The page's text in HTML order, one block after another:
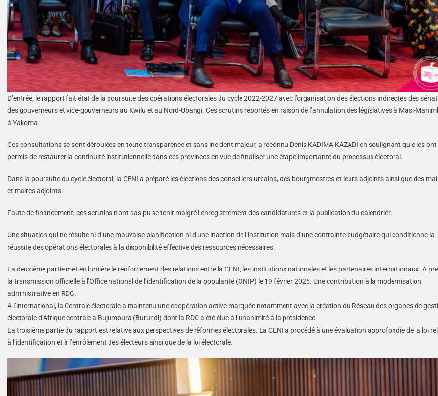
D’entrée, le rapport fait état de la poursuite des opérations électorales du cycle 2022-2027 avec l’organisation des élections indirectes des
des gouverneurs et vice-gouverneurs au Kwilu et au Nord-Ubangi. Ces scrutins reportés en raison de l’annulation des législatives à Masi-
à Yakoma.
Ces consultations se sont déroulées en toute transparence et sans incident majeur, a reconnu Denis KADIMA KAZADI en soulignant qu’elles ont
permis de restaurer la continuité institutionnelle dans ces provinces en vue de finaliser une étape importante du processus électoral.
Dans la poursuite du cycle électoral, la CENI a préparé les élections des conseillers urbains, des bourgmestres et leurs adjoints ainsi que des
et maires adjoints.
Faute de financement, ces scrutins n’ont pas pu se tenir malgré l’enregistrement des candidatures et la publication du calendrier.
Une situation qui ne résulte ni d’une mauvaise planification ni d’une inaction de l’institution mais d’une contrainte budgétaire qui conditionne la
réussite des opérations électorales à la disponibilité effective des ressources nécessaires.
La deuxième partie met en lumière le renforcement des relations entre la CENI, les institutions nationales et les partenaires internationaux. A
la transmission officielle à l’Office national de l’identification de la popularité (ONIP) le 19 février 2026. Une contribution à la modernisation
administrative en RDC.
A l’international, la Centrale électorale a maintenu une coopération active marquée notamment avec la création du Réseau des organes de
électorale d’Afrique centrale à Bujumbura (Burundi) dont la RDC a été élue à l’unanimité à la présidence.
La troisième partie du rapport est relative aux perspectives de réformes électorales. La CENI a procédé à une évaluation approfondie de la loi
à l’identification et à l’enrôlement des électeurs ainsi que de la loi électorale.